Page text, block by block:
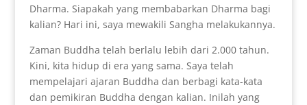
Dharma. Siapakah yang membabarkan Dharma bagi
kalian? Hari ini, saya mewakili Sangha melakukannya.
Zaman Buddha telah berlalu lebih dari 2.000 tahun.
Kini, kita hidup di era yang sama. Saya telah
mempelajari ajaran Buddha dan berbagi kata-kata
dan pemikiran Buddha dengan kalian. Inilah yang